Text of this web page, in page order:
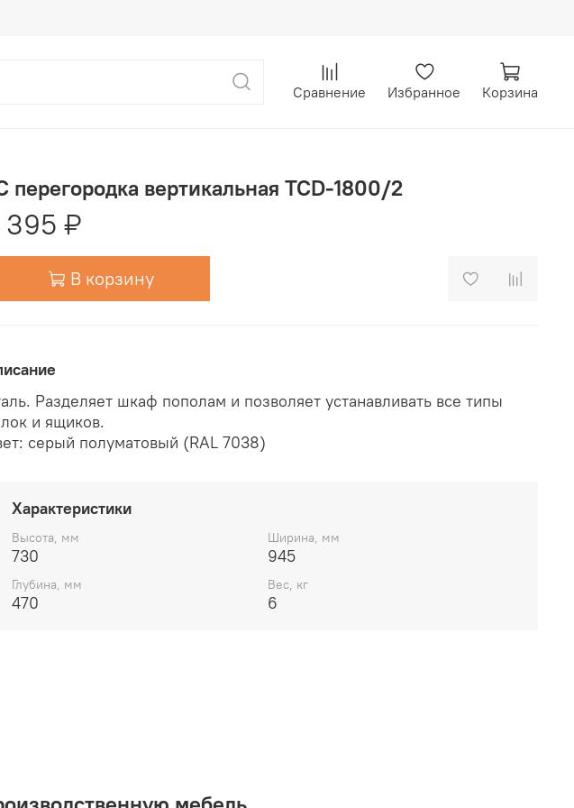
Сравнение Избранное Корзина
перегородка вертикальная TCD-1800/2
395 ₽
В корзину
Разделяет шкаф пополам и позволяет устанавливать все типы
и ящиков.
серый полуматовый (RAL 7038)
Характеристики
Высота, мм
730
Ширина, мм
945
Глубина, мм
470
Вес, кг
6